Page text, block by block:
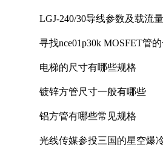
LGJ-240/30导线参数及载流
寻找nce01p30k MOSFET管
电梯的尺寸有哪些规格
镀锌方管尺寸一般有哪些
铝方管有哪些常见规格
光线传媒参投三国的星空爆